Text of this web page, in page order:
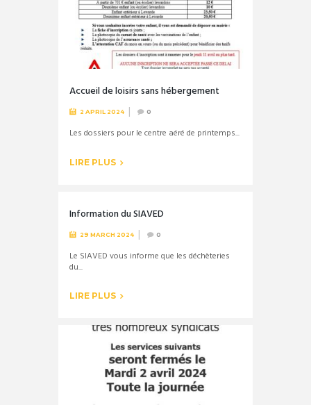
Accueil de loisirs sans hébergement
2 APRIL 2024 0
Les dossiers pour le centre aéré de printemps...
LIRE PLUS
Information du SIAVED
29 MARCH 2024 0
Le SIAVED vous informe que les déchèteries
du...
LIRE PLUS